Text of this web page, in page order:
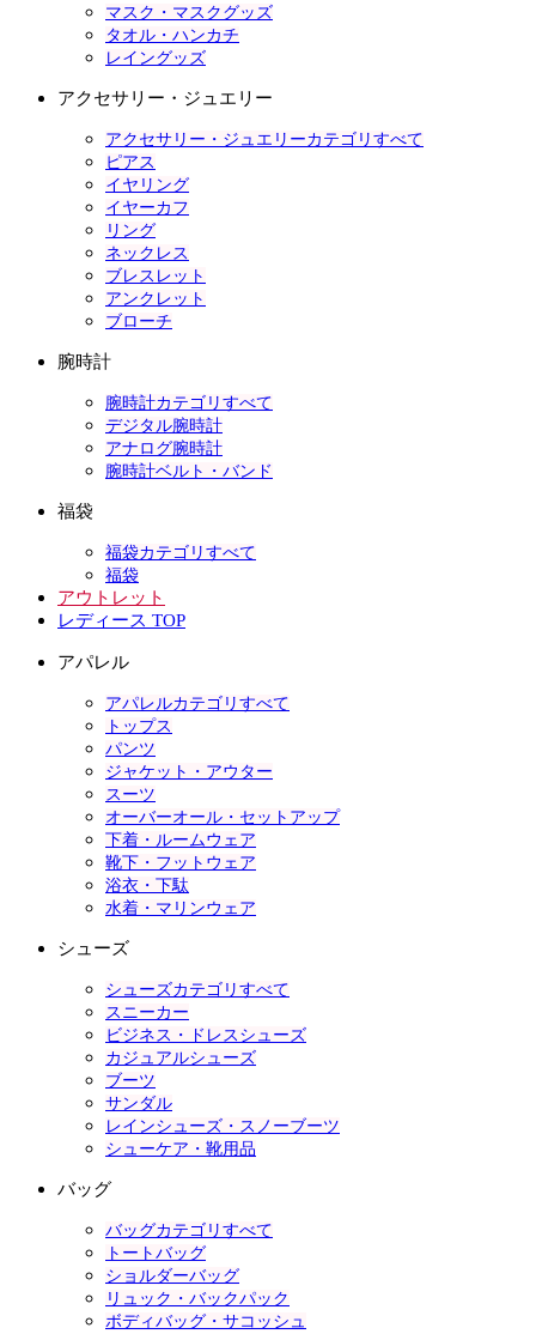
マスク・マスクグッズ
タオル・ハンカチ
レイングッズ
アクセサリー・ジュエリー
アクセサリー・ジュエリーカテゴリすべて
ピアス
イヤリング
イヤーカフ
リング
ネックレス
ブレスレット
アンクレット
ブローチ
腕時計
腕時計カテゴリすべて
デジタル腕時計
アナログ腕時計
腕時計ベルト・バンド
福袋
福袋カテゴリすべて
福袋
アウトレット
レディース TOP
アパレル
アパレルカテゴリすべて
トップス
パンツ
ジャケット・アウター
スーツ
オーバーオール・セットアップ
下着・ルームウェア
靴下・フットウェア
浴衣・下駄
水着・マリンウェア
シューズ
シューズカテゴリすべて
スニーカー
ビジネス・ドレスシューズ
カジュアルシューズ
ブーツ
サンダル
レインシューズ・スノーブーツ
シューケア・靴用品
バッグ
バッグカテゴリすべて
トートバッグ
ショルダーバッグ
リュック・バックパック
ボディバッグ・サコッシュ